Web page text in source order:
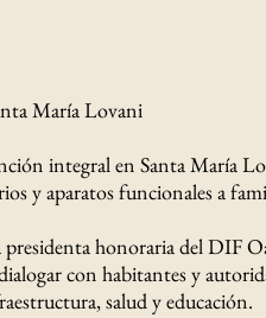
María Lovani
integral en Santa María
y aparatos funcionales a
honoraria del DIF
con habitantes y
salud y educación.